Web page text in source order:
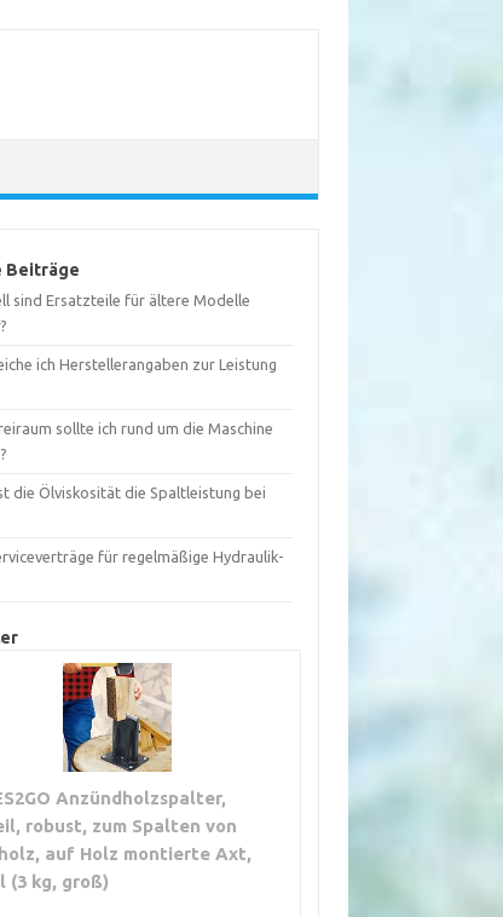
Beiträge
sind Ersatzteile für ältere Modelle
ich Herstellerangaben zur Leistung
sollte ich rund um die Maschine
die Ölviskosität die Spaltleistung bei
für regelmäßige Hydraulik-
Anzündholzspalter,
robust, zum Spalten von
auf Holz montierte Axt,
(3 kg, groß)